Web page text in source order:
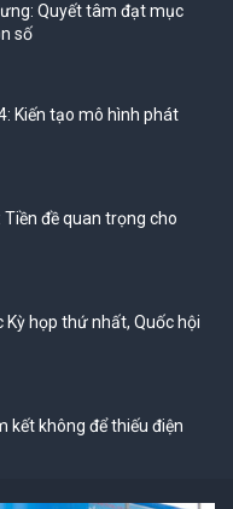
Quyết tâm đạt mục
số
Kiến tạo mô hình phát
Tiền đề quan trọng cho
Kỳ họp thứ nhất, Quốc hội
kết không để thiếu điện